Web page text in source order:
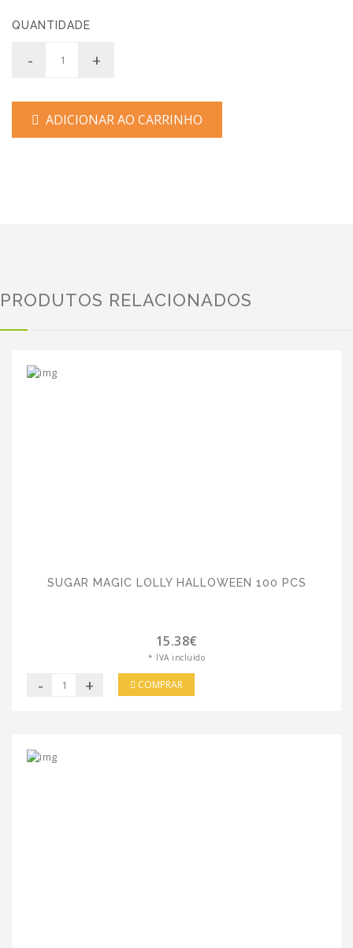
QUANTIDADE
- +
ADICIONAR AO CARRINHO
PRODUTOS RELACIONADOS
SUGAR MAGIC LOLLY HALLOWEEN 100 PCS
15.38€
* IVA incluído
- + COMPRAR